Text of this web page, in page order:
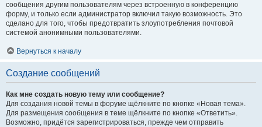
сообщения другим пользователям через встроенную в конференцию
форму, и только если администратор включил такую возможность. Это
сделано для того, чтобы предотвратить злоупотребления почтовой
системой анонимными пользователями.
Вернуться к началу
Создание сообщений
Как мне создать новую тему или сообщение?
Для создания новой темы в форуме щёлкните по кнопке «Новая тема».
Для размещения сообщения в теме щёлкните по кнопке «Ответить».
Возможно, придётся зарегистрироваться, прежде чем отправить